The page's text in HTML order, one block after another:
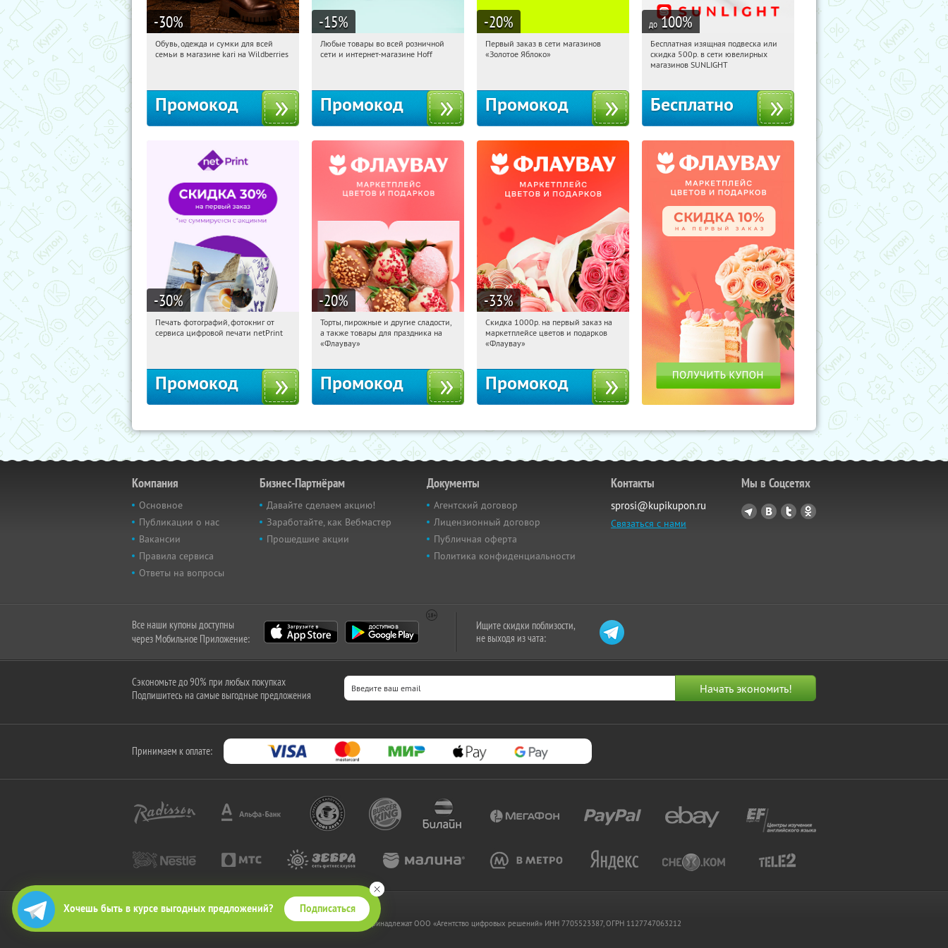
Хочешь быть в курсе выгодных предложений? Подписаться
-30%
10:44:04 Получили:
Обувь, одежда и сумки для всей
семьи в магазине kari на Wildberries
Промокод
-15%
10:44:04 Получили:
Любые товары во всей розничной
сети и интернет-магазине Hoff
Промокод
-20%
10:44:04
Получи первым!
Первый заказ в сети магазинов
«Золотое Яблоко»
Промокод
до 100%
10:44:04 Получили:
Россия
Бесплатная изящная подвеска или
скидка 500р. в сети ювелирных
магазинов SUNLIGHT
Бесплатно
-30%
10:44:04 Получили:
Печать фотографий, фотокниг от
сервиса цифровой печати netPrint
Промокод
-20%
10:44:04 Получили:
Россия
Торты, пирожные и другие сладости,
а также товары для праздника на
«Флаувау»
Промокод
-33%
10:44:04 Получили:
Россия
Скидка 1000р. на первый заказ на
маркетплейсе цветов и подарков
«Флаувау»
Промокод
Компания
Основное
Публикации о нас
Вакансии
Правила сервиса
Ответы на вопросы
Бизнес-Партнёрам
Давайте сделаем акцию!
Заработайте, как Вебмастер
Прошедшие акции
Документы
Агентский договор
Лицензионный договор
Публичная оферта
Политика конфиденциальности
Контакты
sprosi@kupikupon.ru
Связаться с нами
Мы в Соцсетях
Все наши купоны доступны
через Мобильное Приложение:
Ищите скидки поблизости,
не выходя из чата:
Сэкономьте до 90% при любых покупках
Подпишитесь на самые выгодные предложения
Принимаем к оплате:
2010-2026 © КупиКупон. Все права защищены.
Все права на товарный знак "КупиКупон" и на сайт www.kupikupon.ru принадлежат OOO «Агентство цифровых решений» ИНН 7705523387, ОГРН 1127747063212